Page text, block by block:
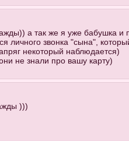
а так же я уже бабушка и
личного звонка "сына",
некоторый наблюдается)
не знали про вашу карту)
)))